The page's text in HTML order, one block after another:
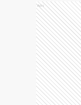
Ads